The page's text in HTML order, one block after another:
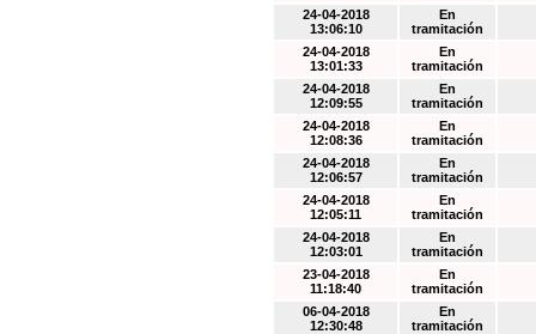
24-04-2018
13:06:10
En
tramitación
24-04-2018
13:01:33
En
tramitación
24-04-2018
12:09:55
En
tramitación
24-04-2018
12:08:36
En
tramitación
24-04-2018
12:06:57
En
tramitación
24-04-2018
12:05:11
En
tramitación
24-04-2018
12:03:01
En
tramitación
23-04-2018
11:18:40
En
tramitación
06-04-2018
12:30:48
En
tramitación